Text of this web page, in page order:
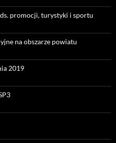
promocji, turystyki i sportu
na obszarze powiatu
2019